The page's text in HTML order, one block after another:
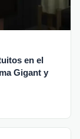
en el
Gigant y